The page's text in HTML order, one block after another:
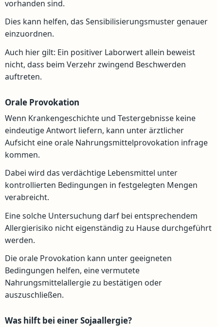
vorhanden sind.
Dies kann helfen, das Sensibilisierungsmuster genauer
einzuordnen.
Auch hier gilt: Ein positiver Laborwert allein beweist
nicht, dass beim Verzehr zwingend Beschwerden
auftreten.
Orale Provokation
Wenn Krankengeschichte und Testergebnisse keine
eindeutige Antwort liefern, kann unter ärztlicher
Aufsicht eine orale Nahrungsmittelprovokation infrage
kommen.
Dabei wird das verdächtige Lebensmittel unter
kontrollierten Bedingungen in festgelegten Mengen
verabreicht.
Eine solche Untersuchung darf bei entsprechendem
Allergierisiko nicht eigenständig zu Hause durchgeführt
werden.
Die orale Provokation kann unter geeigneten
Bedingungen helfen, eine vermutete
Nahrungsmittelallergie zu bestätigen oder
auszuschließen.
Was hilft bei einer Sojaallergie?